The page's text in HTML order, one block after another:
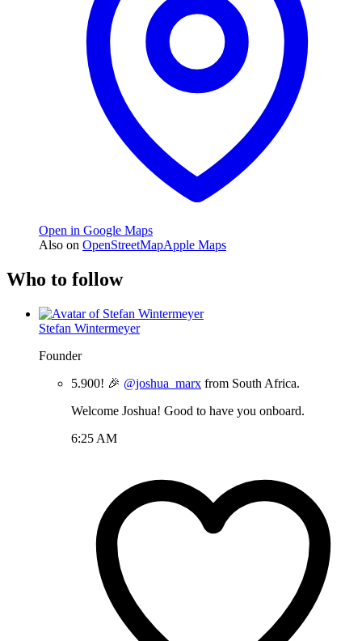
Open in Google Maps
Also on OpenStreetMapApple Maps
Who to follow
Stefan Wintermeyer
Founder
5.900! 🎉 @joshua_marx from South Africa.
Welcome Joshua! Good to have you onboard.
6:25 AM